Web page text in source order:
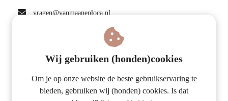
vragen@vanmaanenloca.nl
BTW nummer: NL860147873B01
Volg ons op Facebook
Wij gebruiken (honden)cookies
Om je op onze website de beste gebruikservaring te
bieden, gebruiken wij (honden) cookies. Is dat